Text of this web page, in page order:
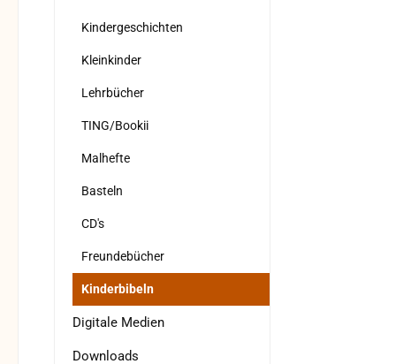
Kindergeschichten
Kleinkinder
Lehrbücher
TING/Bookii
Malhefte
Basteln
CD's
Freundebücher
Kinderbibeln
Digitale Medien
Downloads